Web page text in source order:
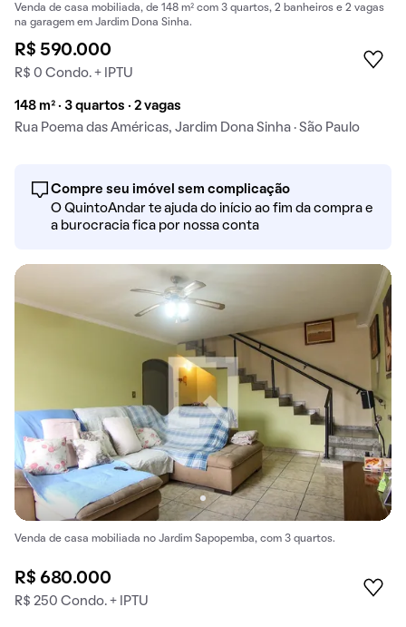
Venda de casa mobiliada, de 148 m² com 3 quartos, 2 banheiros e 2 vagas
na garagem em Jardim Dona Sinha.
R$ 590.000
R$ 0 Condo. + IPTU
148 m² · 3 quartos · 2 vagas
Rua Poema das Américas, Jardim Dona Sinha · São Paulo
Compre seu imóvel sem complicação
O QuintoAndar te ajuda do início ao fim da compra e
a burocracia fica por nossa conta
Venda de casa mobiliada no Jardim Sapopemba, com 3 quartos.
R$ 680.000
R$ 250 Condo. + IPTU